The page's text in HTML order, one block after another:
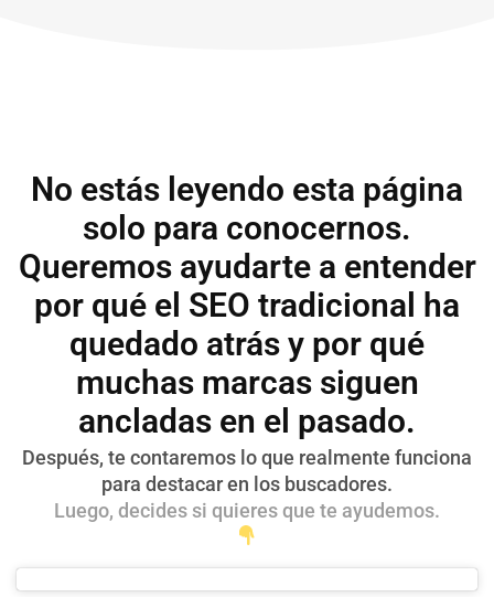
No estás leyendo esta página
solo para conocernos.
Queremos ayudarte a entender
por qué el SEO tradicional ha
quedado atrás y por qué
muchas marcas siguen
ancladas en el pasado.
Después, te contaremos lo que realmente funciona
para destacar en los buscadores.
Luego, decides si quieres que te ayudemos.